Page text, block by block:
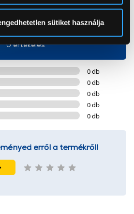
vagy visszavonhatja a
hozzájárulását.
szükségesek. Az oldal
a cookie-k használatát.
ÁSZFésAdatvédelem
sütiket használja
0
0 értékelés
0 db
0 db
0 db
0 db
0 db
erről a termékről!